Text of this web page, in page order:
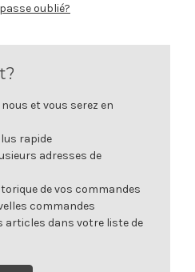
oublié?
et vous serez en
rapide
adresses de
de vos commandes
commandes
articles dans votre liste de